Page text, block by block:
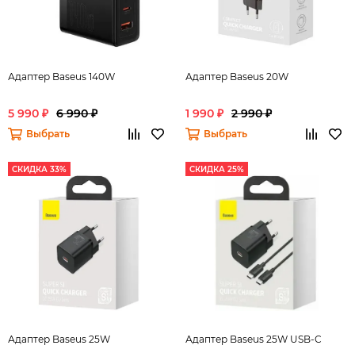
Адаптер Baseus 140W
5 990 ₽ 6 990 ₽
Выбрать
Адаптер Baseus 20W
1 990 ₽ 2 990 ₽
Выбрать
СКИДКА 33%
Адаптер Baseus 25W
СКИДКА 25%
Адаптер Baseus 25W USB-C